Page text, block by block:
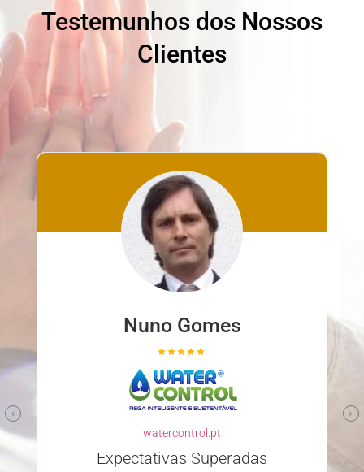
Testemunhos dos Nossos
Clientes
Nuno Gomes
watercontrol.pt
Expectativas Superadas